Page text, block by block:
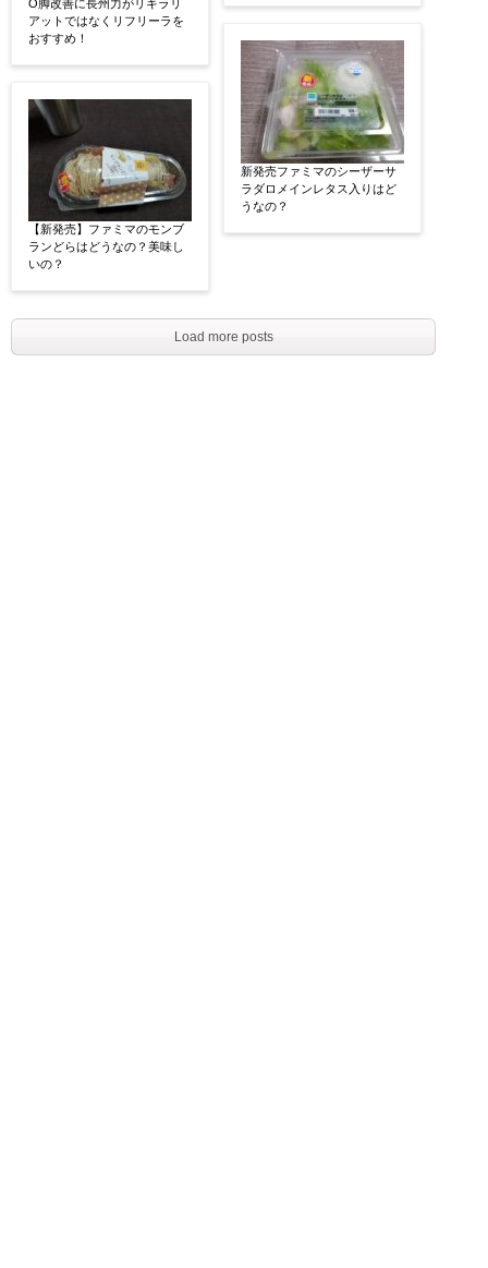
O脚改善に長州力がリキラリ
アットではなくリフリーラを
おすすめ！
【新発売】ファミマのモンブ
ランどらはどうなの？美味し
いの？
新発売ファミマのシーザーサ
ラダロメインレタス入りはど
うなの？
Load more posts